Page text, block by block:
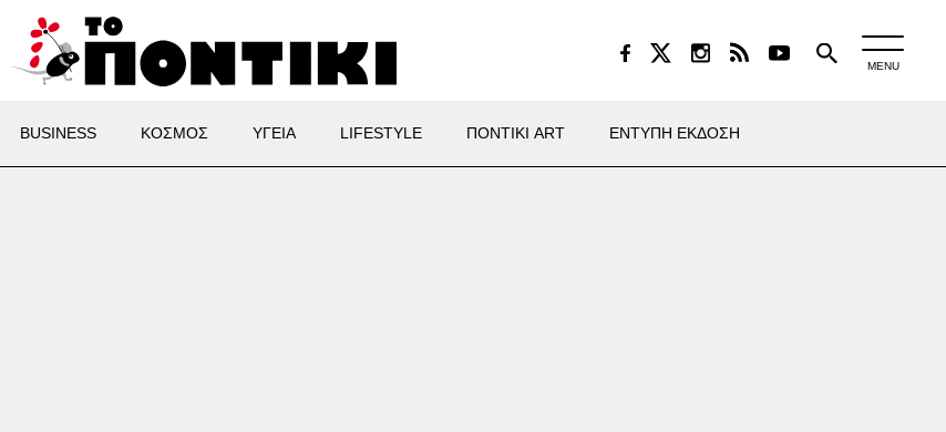
MENU
BUSINESS ΚΟΣΜΟΣ ΥΓΕΙΑ LIFESTYLE ΠΟΝΤΙΚΙ ART ΕΝΤΥΠΗ ΕΚΔΟΣΗ